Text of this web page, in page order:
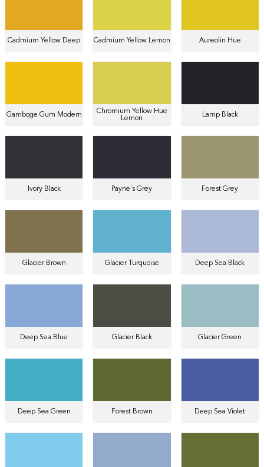
Cadmium Yellow Deep Cadmium Yellow Lemon Aureolin Hue
Gamboge Gum Modern
Chromium Yellow Hue
Lemon
Lamp Black
Ivory Black Payne's Grey Forest Grey
Glacier Brown Glacier Turquoise Deep Sea Black
Deep Sea Blue Glacier Black Glacier Green
Deep Sea Green Forest Brown Deep Sea Violet